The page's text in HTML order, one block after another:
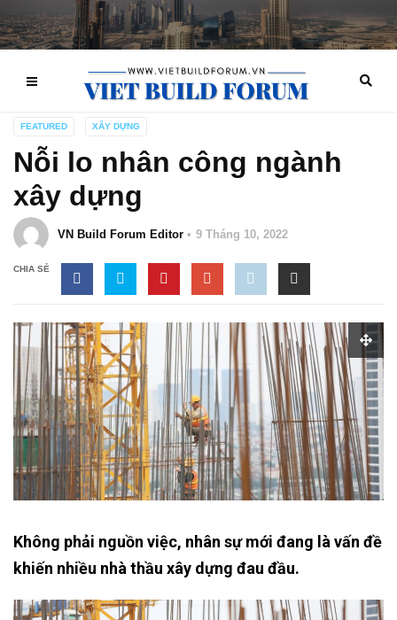
FEATURED XÂY DỰNG
Nỗi lo nhân công ngành
xây dựng
VN Build Forum Editor 9 Tháng 10, 2022
CHIA SẺ
Không phải nguồn việc, nhân sự mới đang là vấn đề
khiến nhiều nhà thầu xây dựng đau đầu.